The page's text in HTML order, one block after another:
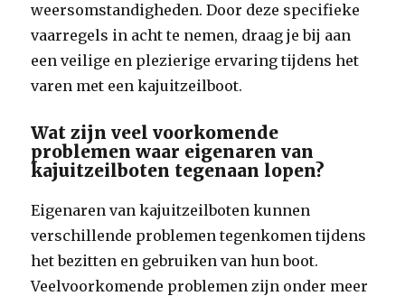
weersomstandigheden. Door deze specifieke
vaarregels in acht te nemen, draag je bij aan
een veilige en plezierige ervaring tijdens het
varen met een kajuitzeilboot.
Wat zijn veel voorkomende
problemen waar eigenaren van
kajuitzeilboten tegenaan lopen?
Eigenaren van kajuitzeilboten kunnen
verschillende problemen tegenkomen tijdens
het bezitten en gebruiken van hun boot.
Veelvoorkomende problemen zijn onder meer